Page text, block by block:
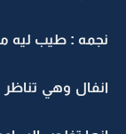
نجمه : طيب ليه
انفال وهي